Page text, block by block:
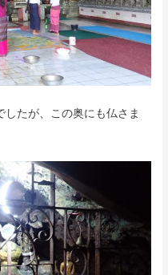
たが、この奥にも仏さま